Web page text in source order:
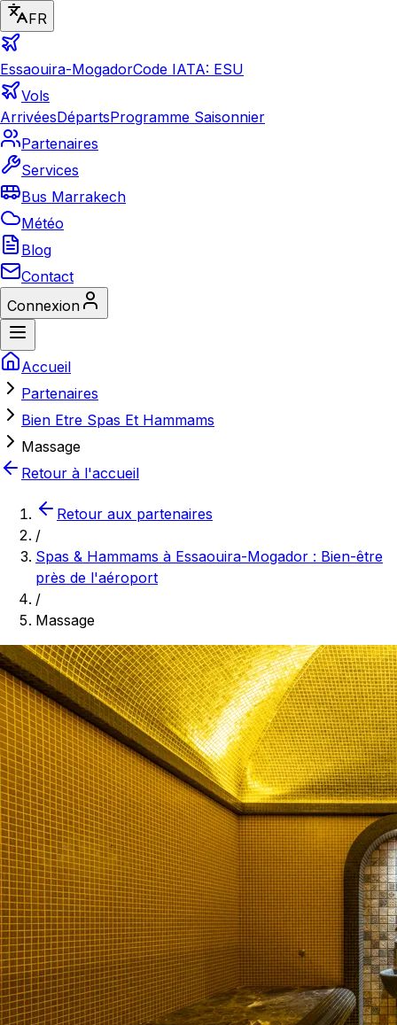
FR
Essaouira-MogadorCode IATA: ESU
Vols
ArrivéesDépartsProgramme Saisonnier
Partenaires
Services
Bus Marrakech
Météo
Blog
Contact
Connexion
Accueil
Partenaires
Bien Etre Spas Et Hammams
Massage
Retour à l'accueil
Retour aux partenaires
/
Spas & Hammams à Essaouira-Mogador : Bien-être
près de l'aéroport
/
Massage